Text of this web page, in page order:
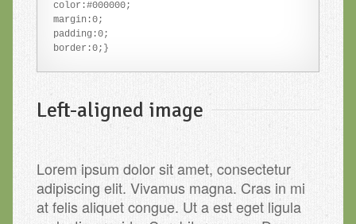
color:#000000;
margin:0;
padding:0;
Left-aligned image
Lorem ipsum dolor sit amet, consectetur
adipiscing elit. Vivamus magna. Cras in mi
at felis aliquet congue. Ut a est eget ligula